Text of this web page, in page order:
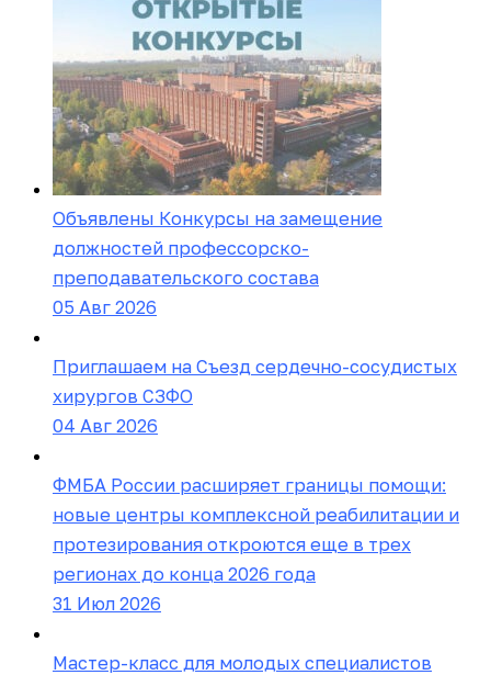
Объявлены Конкурсы на замещение
должностей профессорско-
преподавательского состава
05 Авг 2026
Приглашаем на Съезд сердечно-сосудистых
хирургов СЗФО
04 Авг 2026
ФМБА России расширяет границы помощи:
новые центры комплексной реабилитации и
протезирования откроются еще в трех
регионах до конца 2026 года
31 Июл 2026
Мастер-класс для молодых специалистов